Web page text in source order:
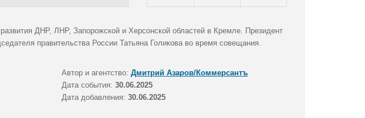
ДНР, ЛНР, Запорожской и Херсонской областей в Кремле. Президент
правительства России Татьяна Голикова во время совещания.
Автор и агентство: Дмитрий Азаров/Коммерсантъ
Дата события: 30.06.2025
Дата добавления: 30.06.2025